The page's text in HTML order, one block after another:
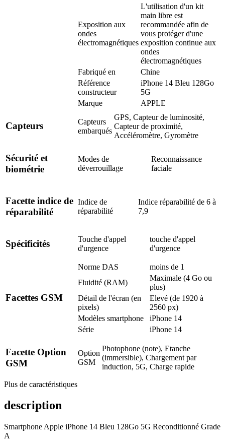
Exposition aux
ondes
électromagnétiques
L'utilisation d'un kit
main libre est
recommandée afin de
vous protéger d'une
exposition continue aux
ondes
électromagnétiques
Fabriqué en
Chine
Référence
constructeur
iPhone 14 Bleu 128Go
5G
Marque
APPLE
Capteurs
Capteurs
embarqués
GPS, Capteur de luminosité,
Capteur de proximité,
Accéléromètre, Gyromètre
Sécurité et
biométrie
Modes de
déverrouillage
Reconnaissance
faciale
Facette indice de
réparabilité
Indice de
réparabilité
Indice réparabilité de 6 à
7,9
Spécificités
Touche d'appel
d'urgence
touche d'appel
d'urgence
Facettes GSM
Norme DAS
moins de 1
Fluidité (RAM)
Maximale (4 Go ou
plus)
Détail de l'écran (en
pixels)
Elevé (de 1920 à
2560 px)
Modèles smartphone
iPhone 14
Série
iPhone 14
Facette Option
GSM
Option
GSM
Photophone (note), Etanche
(immersible), Chargement par
induction, 5G, Charge rapide
Plus de caractéristiques
description
Smartphone Apple iPhone 14 Bleu 128Go 5G Reconditionné Grade
A